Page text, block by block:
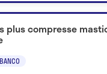
plus compresse